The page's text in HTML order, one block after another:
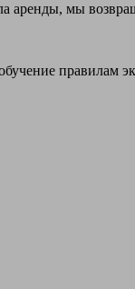
аренды, мы
правилам